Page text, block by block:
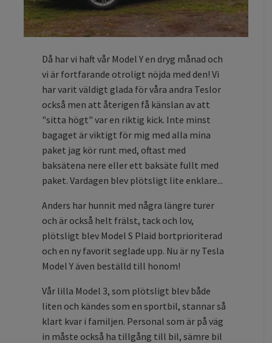
Då har vi haft vår Model Y en dryg månad och
vi är fortfarande otroligt nöjda med den! Vi
har varit väldigt glada för våra andra Teslor
också men att återigen få känslan av att
"sitta högt" var en riktig kick. Inte minst
bagaget är viktigt för mig med alla mina
paket jag kör runt med, oftast med
baksätena nere eller ett baksäte fullt med
paket. Vardagen blev plötsligt lite enklare...
Anders har hunnit med några längre turer
och är också helt frälst, tack och lov,
plötsligt blev Model S Plaid bortprioriterad
och en ny favorit seglade upp. Nu är ny Tesla
Model Y även beställd till honom!
Vår lilla Model 3, som plötsligt blev både
liten och kändes som en sportbil, stannar så
klart kvar i familjen. Personal som är på väg
in måste också ha tillgång till bil, sämre bil